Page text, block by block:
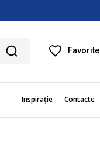
Favorite
Inspirație Contacte